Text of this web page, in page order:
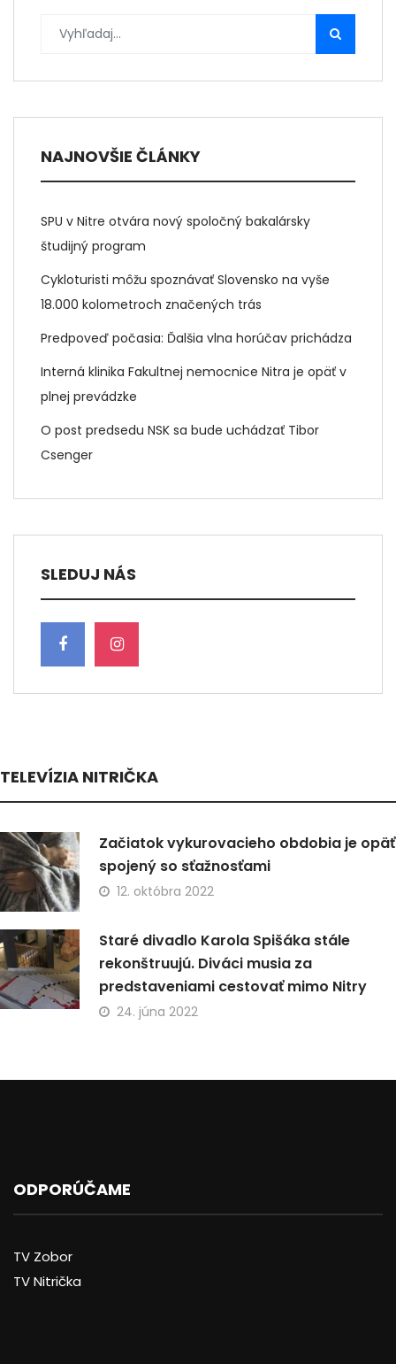
NAJNOVŠIE ČLÁNKY
SPU v Nitre otvára nový spoločný bakalársky
študijný program
Cykloturisti môžu spoznávať Slovensko na vyše
18.000 kolometroch značených trás
Predpoveď počasia: Ďalšia vlna horúčav prichádza
Interná klinika Fakultnej nemocnice Nitra je opäť v
plnej prevádzke
O post predsedu NSK sa bude uchádzať Tibor
Csenger
SLEDUJ NÁS
TELEVÍZIA NITRIČKA
Začiatok vykurovacieho obdobia je opäť
spojený so sťažnosťami
12. októbra 2022
Staré divadlo Karola Spišáka stále
rekonštruujú. Diváci musia za
predstaveniami cestovať mimo Nitry
24. júna 2022
ODPORÚČAME
TV Zobor
TV Nitrička